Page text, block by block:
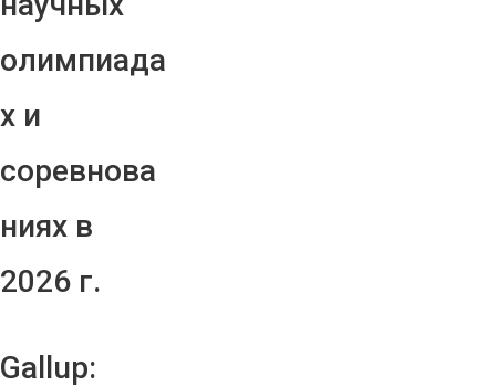
олимпиада
х и
соревнова
ниях в
2026 г.
Gallup: